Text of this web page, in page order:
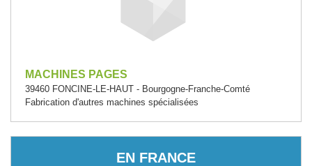
MACHINES PAGES
39460 FONCINE-LE-HAUT - Bourgogne-Franche-Comté
Fabrication d'autres machines spécialisées
EN FRANCE